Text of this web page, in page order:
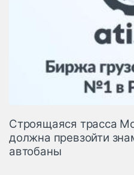
Строящаяся трасса
должна превзойти
автобаны